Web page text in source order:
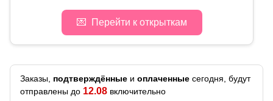
💌 Перейти к открыткам
Заказы, подтверждённые и оплаченные сегодня, будут
отправлены до 12.08 включительно